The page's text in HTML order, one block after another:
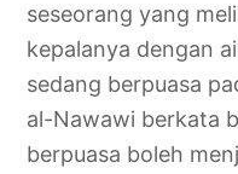
seseorang yang
kepalanya dengan
sedang berpuasa
al-Nawawi berkata
berpuasa boleh